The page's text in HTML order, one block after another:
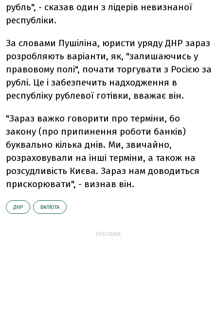
рубль", - сказав один з лідерів невизнаної
республіки.
За словами Пушіліна, юристи уряду ДНР зараз
розробляють варіанти, як, "залишаючись у
правовому полі", почати торгувати з Росією за
рублі. Це і забезпечить надходження в
республіку рублевої готівки, вважає він.
"Зараз важко говорити про терміни, бо
закону (про припинення роботи банків)
буквально кілька днів. Ми, звичайно,
розраховували на інші терміни, а також на
розсудливість Києва. Зараз нам доводиться
прискорювати", - визнав він.
ДНР ВАЛЮТА
РЕКЛАМА: